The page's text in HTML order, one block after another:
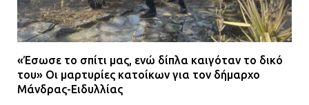
«Έσωσε το σπίτι μας, ενώ δίπλα καιγόταν το δικό
του» Οι μαρτυρίες κατοίκων για τον δήμαρχο
Μάνδρας-Ειδυλλίας